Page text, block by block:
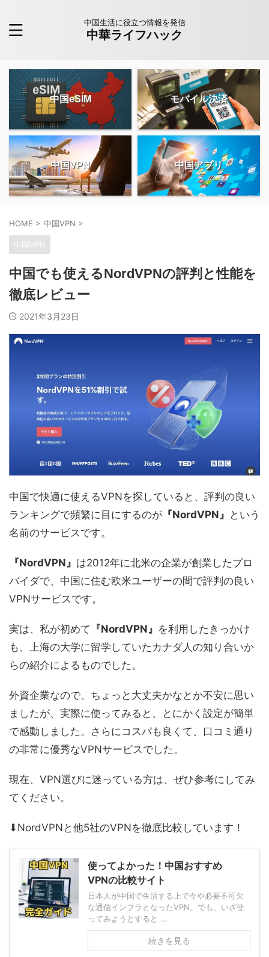
中国生活に役立つ情報を発信
中華ライフハック
中国eSIM モバイル決済
中国VPN 中国アプリ
HOME > 中国VPN >
中国VPN
中国でも使えるNordVPNの評判と性能を
徹底レビュー
2021年3月23日
中国で快適に使えるVPNを探していると、評判の良い
ランキングで頻繁に目にするのが 『NordVPN』 という
名前のサービスです。
『NordVPN』 は2012年に北米の企業が創業したプロ
バイダで、中国に住む欧米ユーザーの間で評判の良い
VPNサービスです。
実は、私が初めて 『NordVPN』 を利用したきっかけ
も、上海の大学に留学していたカナダ人の知り合いか
らの紹介によるものでした。
外資企業なので、ちょっと大丈夫かなとか不安に思い
ましたが、実際に使ってみると、とにかく設定が簡単
で感動しました。さらにコスパも良くて、口コミ通り
の非常に優秀なVPNサービスでした。
現在、VPN選びに迷っている方は、ぜひ参考にしてみ
てください。
⬇︎NordVPNと他5社のVPNを徹底比較しています！
使ってよかった！中国おすすめ
VPNの比較サイト
日本人が中国で生活する上で今や必要不可欠
な通信インフラとなったVPN。でも、いざ使
ってみようとすると ...
続きを見る